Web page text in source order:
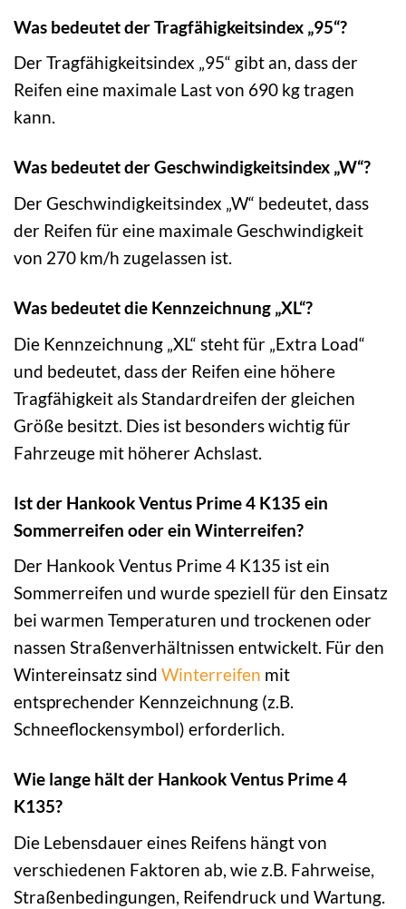
Was bedeutet der Tragfähigkeitsindex „95“?
Der Tragfähigkeitsindex „95“ gibt an, dass der
Reifen eine maximale Last von 690 kg tragen
kann.
Was bedeutet der Geschwindigkeitsindex „W“?
Der Geschwindigkeitsindex „W“ bedeutet, dass
der Reifen für eine maximale Geschwindigkeit
von 270 km/h zugelassen ist.
Was bedeutet die Kennzeichnung „XL“?
Die Kennzeichnung „XL“ steht für „Extra Load“
und bedeutet, dass der Reifen eine höhere
Tragfähigkeit als Standardreifen der gleichen
Größe besitzt. Dies ist besonders wichtig für
Fahrzeuge mit höherer Achslast.
Ist der Hankook Ventus Prime 4 K135 ein
Sommerreifen oder ein Winterreifen?
Der Hankook Ventus Prime 4 K135 ist ein
Sommerreifen und wurde speziell für den Einsatz
bei warmen Temperaturen und trockenen oder
nassen Straßenverhältnissen entwickelt. Für den
Wintereinsatz sind Winterreifen mit
entsprechender Kennzeichnung (z.B.
Schneeflockensymbol) erforderlich.
Wie lange hält der Hankook Ventus Prime 4
K135?
Die Lebensdauer eines Reifens hängt von
verschiedenen Faktoren ab, wie z.B. Fahrweise,
Straßenbedingungen, Reifendruck und Wartung.